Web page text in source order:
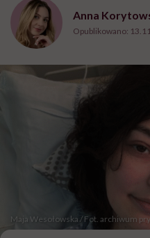
Anna
Opublikowano:
Maja Wesołowska / Fot. archiwum